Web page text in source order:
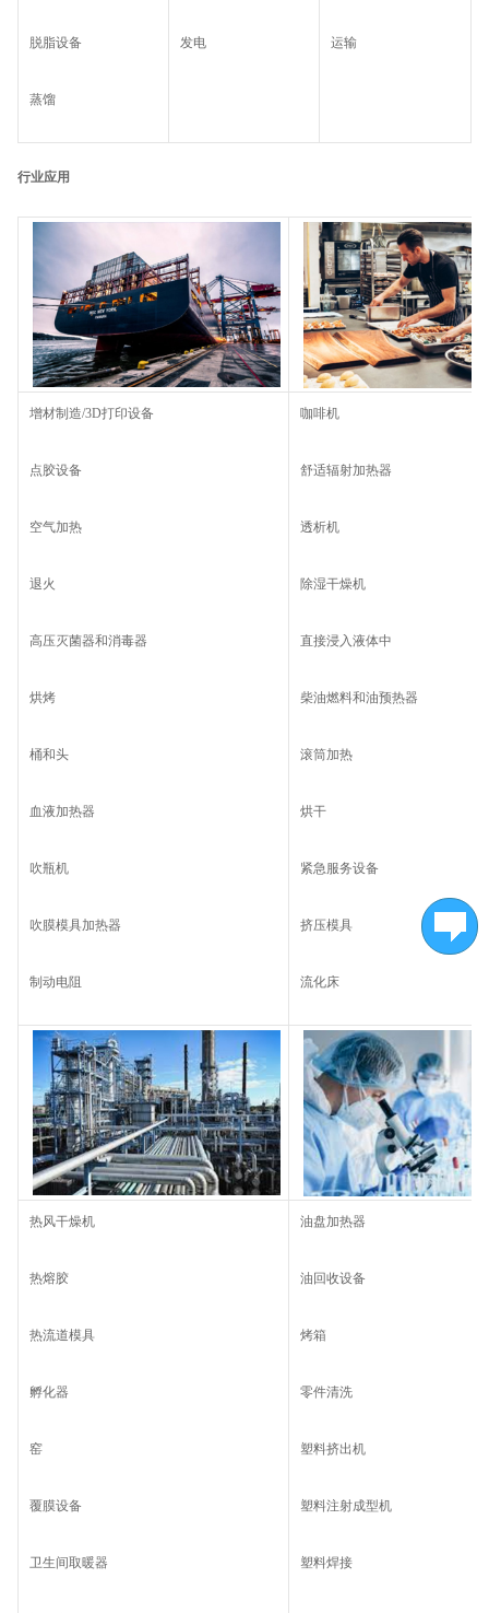
脱脂设备
蒸馏
发电 运输
行业应用
增材制造/3D打印设备
点胶设备
空气加热
退火
高压灭菌器和消毒器
烘烤
桶和头
血液加热器
吹瓶机
吹膜模具加热器
制动电阻
咖啡机
舒适辐射加热器
透析机
除湿干燥机
直接浸入液体中
柴油燃料和油预热器
滚筒加热
烘干
紧急服务设备
挤压模具
流化床
热风干燥机
热熔胶
热流道模具
孵化器
窑
覆膜设备
卫生间取暖器
油盘加热器
油回收设备
烤箱
零件清洗
塑料挤出机
塑料注射成型机
塑料焊接